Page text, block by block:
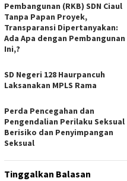
Pembangunan (RKB) SDN Ciaul
Tanpa Papan Proyek,
Transparansi Dipertanyakan:
Ada Apa dengan Pembangunan
Ini,?
SD Negeri 128 Haurpancuh
Laksanakan MPLS Rama
Perda Pencegahan dan
Pengendalian Perilaku Seksual
Berisiko dan Penyimpangan
Seksual
Tinggalkan Balasan